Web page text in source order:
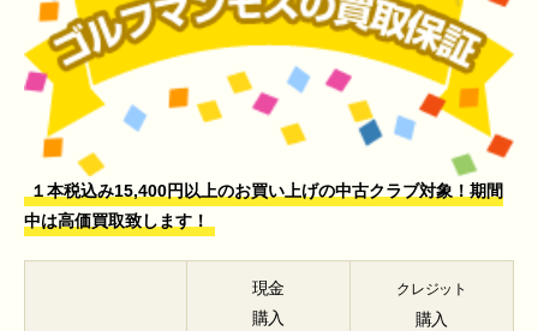
１本税込み15,400円以上のお買い上げの中古クラブ対象！期間
中は高価買取致します！
現金
購入
クレジット
購入